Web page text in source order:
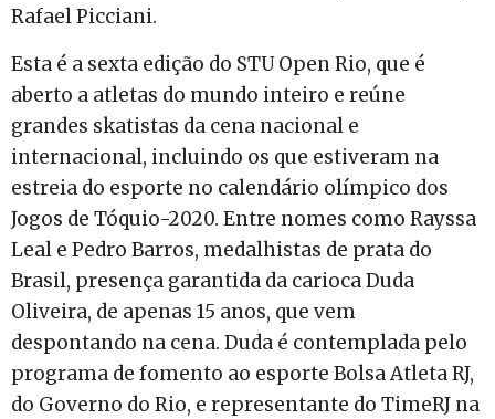
Rafael Picciani.
Esta é a sexta edição do STU Open Rio, que é
aberto a atletas do mundo inteiro e reúne
grandes skatistas da cena nacional e
internacional, incluindo os que estiveram na
estreia do esporte no calendário olímpico dos
Jogos de Tóquio-2020. Entre nomes como Rayssa
Leal e Pedro Barros, medalhistas de prata do
Brasil, presença garantida da carioca Duda
Oliveira, de apenas 15 anos, que vem
despontando na cena. Duda é contemplada pelo
programa de fomento ao esporte Bolsa Atleta RJ,
do Governo do Rio, e representante do TimeRJ na